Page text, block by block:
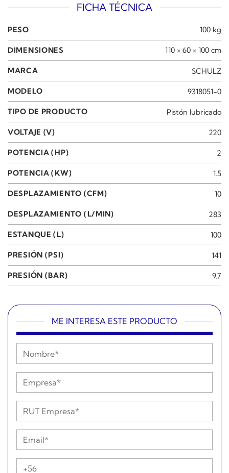
FICHA TÉCNICA
PESO 100 kg
DIMENSIONES 110 × 60 × 100 cm
MARCA SCHULZ
MODELO 9318051-0
TIPO DE PRODUCTO Pistón lubricado
VOLTAJE (V) 220
POTENCIA (HP) 2
POTENCIA (KW) 1.5
DESPLAZAMIENTO (CFM) 10
DESPLAZAMIENTO (L/MIN) 283
ESTANQUE (L) 100
PRESIÓN (PSI) 141
PRESIÓN (BAR) 9.7
ME INTERESA ESTE PRODUCTO